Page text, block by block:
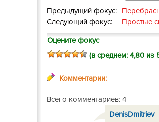
Предыдущий фокус:
Следующий фокус:
Простые
Оцените фокус
(в среднем: 4,80 из
Комментарии:
Всего комментариев: 4
DenisDmitriev